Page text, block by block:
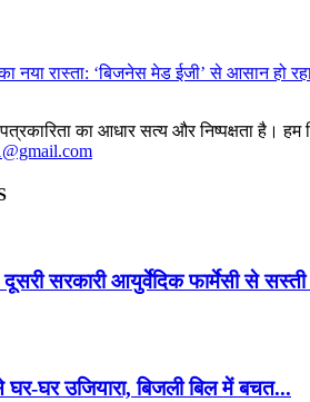
नया रास्ता: ‘बिजनेस मेड ईजी’ से आसान हो रहा
का आधार सत्य और निष्पक्षता है।
सरकारी आयुर्वेदिक फार्मेसी से सस्ती
घर-घर उजियारा, बिजली बिल में बचत...